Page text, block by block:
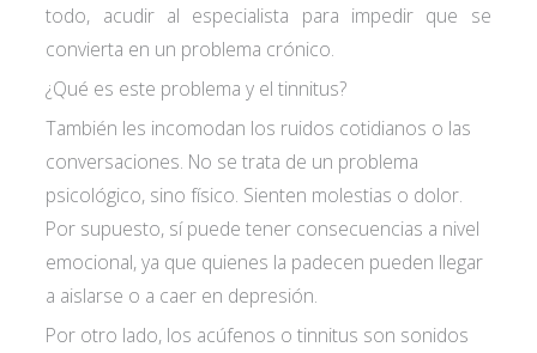
todo, acudir al especialista para impedir que se
convierta en un problema crónico.
¿Qué es este problema y el tinnitus?
También les incomodan los ruidos cotidianos o las
conversaciones. No se trata de un problema
psicológico, sino físico. Sienten molestias o dolor.
Por supuesto, sí puede tener consecuencias a nivel
emocional, ya que quienes la padecen pueden llegar
a aislarse o a caer en depresión.
Por otro lado, los acúfenos o tinnitus son sonidos